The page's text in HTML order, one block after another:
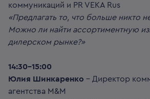
коммуникаций и PR VEKA Rus
«Предлагать то, что больше никто
Можно ли найти ассортиментную
дилерском рынке?»
14:30-15:00
Юлия Шинкаренко – Директор
агентства M&M